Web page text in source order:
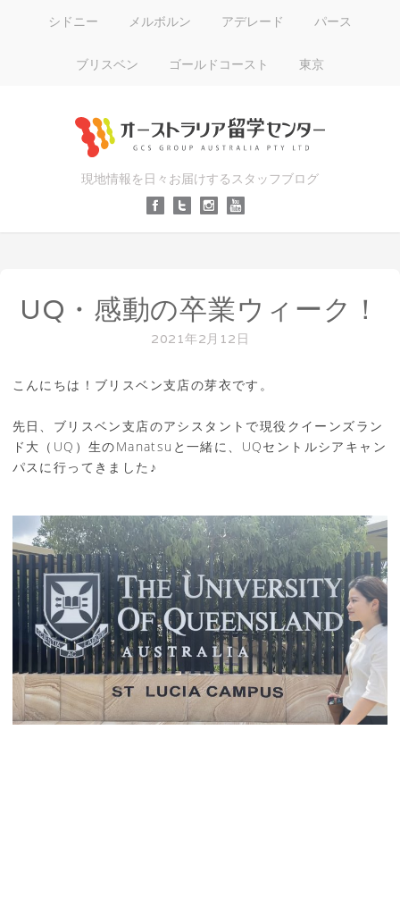
シドニー メルボルン アデレード パース
ブリスベン ゴールドコースト 東京
現地情報を日々お届けするスタッフブログ
UQ・感動の卒業ウィーク！
2021年2月12日
こんにちは！ブリスベン支店の芽衣です。
先日、ブリスベン支店のアシスタントで現役クイーンズラン
ド大（UQ）生のManatsuと一緒に、UQセントルシアキャン
パスに行ってきました♪